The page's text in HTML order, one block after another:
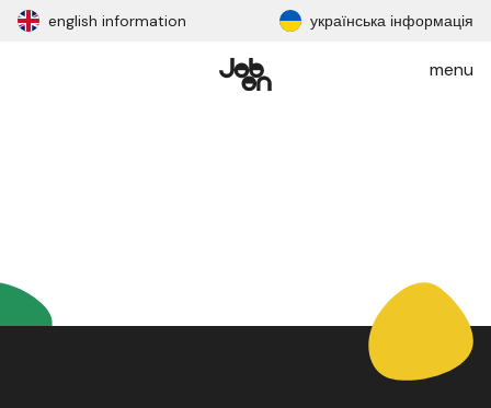
english information українська інформація
menu